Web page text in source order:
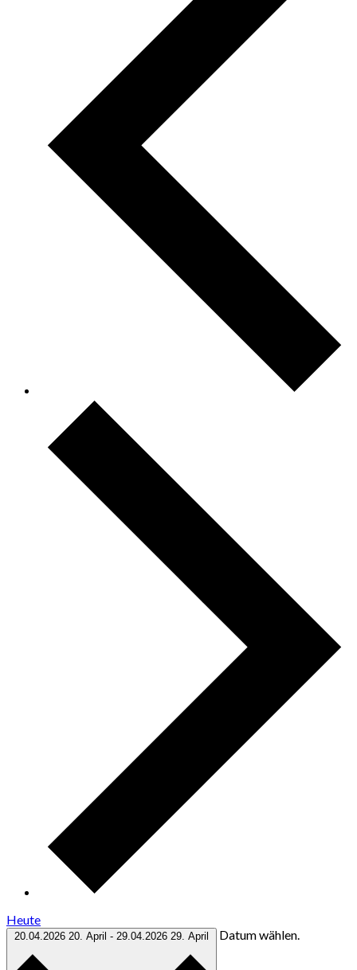
Heute
20.04.2026 20. April - 29.04.2026 29. April Datum wählen.